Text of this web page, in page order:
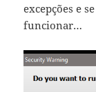
excepções e
funcionar…